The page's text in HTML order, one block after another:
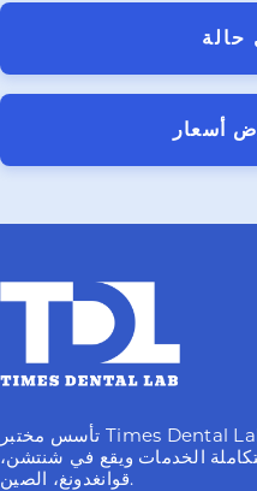
حالة
أسعار
تأسس مختبر Times Dental Lab في عام 2008، وهو أحد أفضل
الخدمات ويقع في شنتشن،
قوانغدونغ، الصين.